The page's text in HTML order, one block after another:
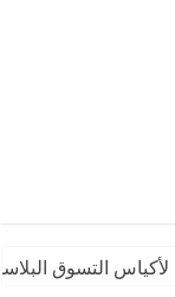
لأكياس التسوق